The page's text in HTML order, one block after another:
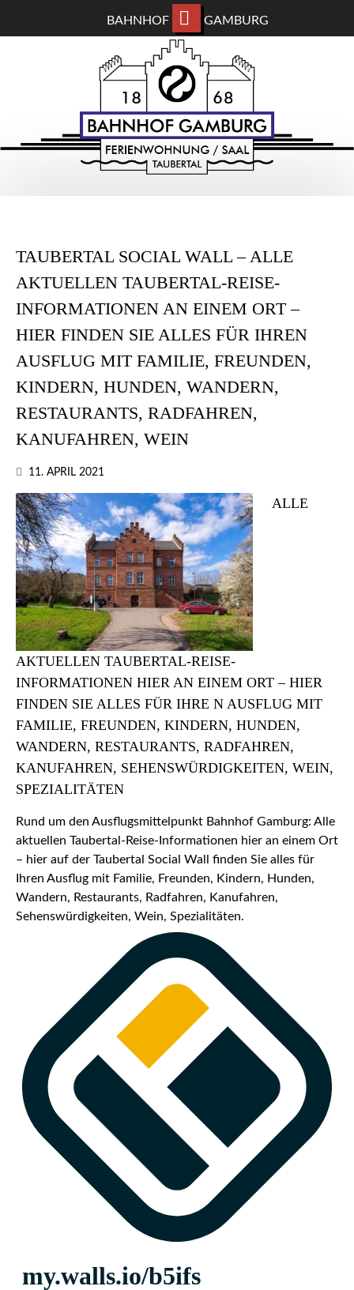
BAHNHOF GAMBURG
BAHNHOF GAMBURG
Ferienwohnung und Eventsaal im Taubertal
TAUBERTAL SOCIAL WALL – ALLE
AKTUELLEN TAUBERTAL-REISE-
INFORMATIONEN AN EINEM ORT –
HIER FINDEN SIE ALLES FÜR IHREN
AUSFLUG MIT FAMILIE, FREUNDEN,
KINDERN, HUNDEN, WANDERN,
RESTAURANTS, RADFAHREN,
KANUFAHREN, WEIN
11. APRIL 2021
ALLE
AKTUELLEN TAUBERTAL-REISE-
INFORMATIONEN HIER AN EINEM ORT – HIER
FINDEN SIE ALLES FÜR IHRE N AUSFLUG MIT
FAMILIE, FREUNDEN, KINDERN, HUNDEN,
WANDERN, RESTAURANTS, RADFAHREN,
KANUFAHREN, SEHENSWÜRDIGKEITEN, WEIN,
SPEZIALITÄTEN
Rund um den Ausflugsmittelpunkt Bahnhof Gamburg: Alle
aktuellen Taubertal-Reise-Informationen hier an einem Ort
– hier auf der Taubertal Social Wall finden Sie alles für
Ihren Ausflug mit Familie, Freunden, Kindern, Hunden,
Wandern, Restaurants, Radfahren, Kanufahren,
Sehenswürdigkeiten, Wein, Spezialitäten.